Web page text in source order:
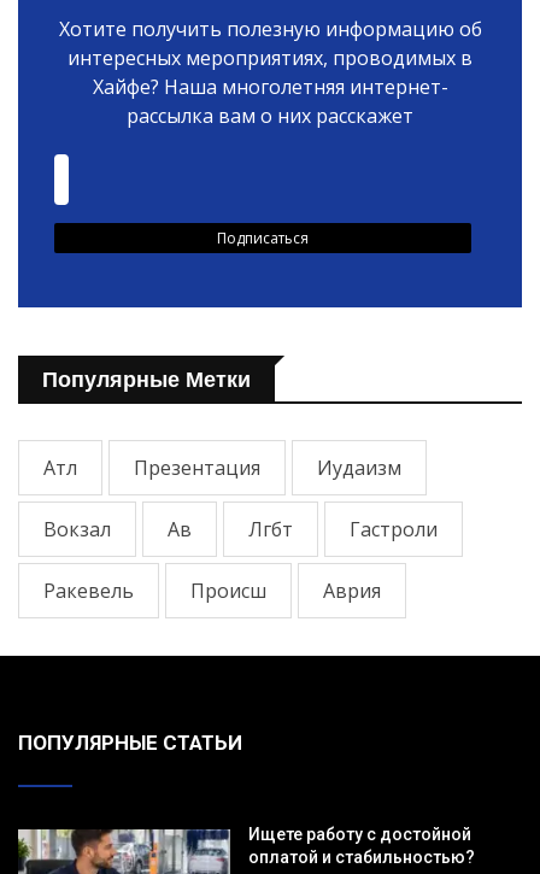
Хотите получить полезную информацию об
интересных мероприятиях, проводимых в
Хайфе? Наша многолетняя интернет-
рассылка вам о них расскажет
Популярные Метки
Атл Презентация Иудаизм
Вокзал Ав Лгбт Гастроли
Ракевель Происш Аврия
ПОПУЛЯРНЫЕ СТАТЬИ
Ищете работу с достойной
оплатой и стабильностью?